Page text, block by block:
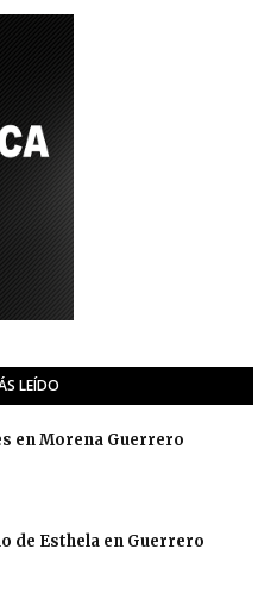
LEÍDO
en Morena Guerrero
de Esthela en Guerrero